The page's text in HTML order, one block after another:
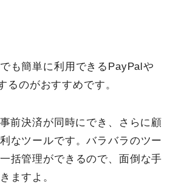
も簡単に利用できるPayPalや
るのがおすすめです。
前決済が同時にでき、さらに顧
なツールです。バラバラのツー
括管理ができるので、面倒な手
ますよ。